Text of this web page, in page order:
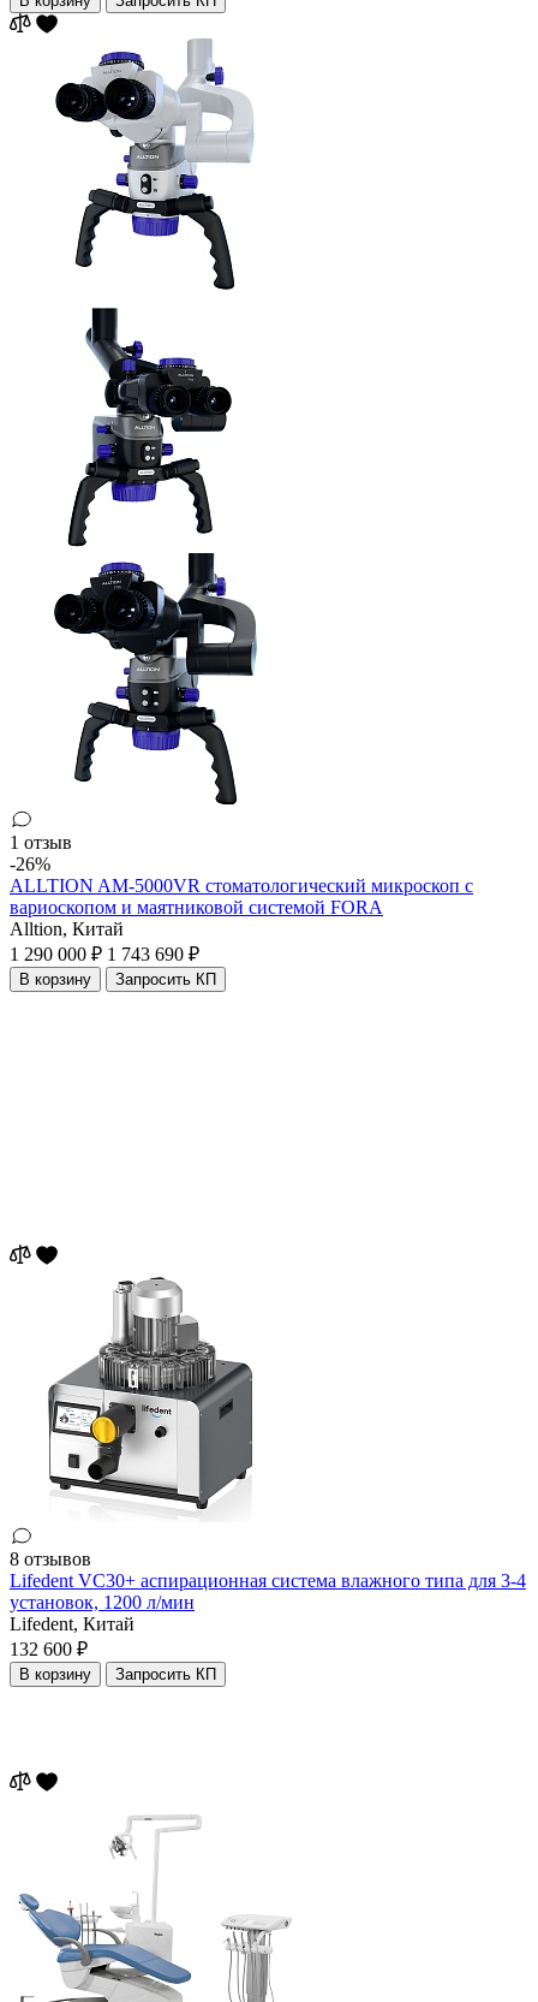
1 отзыв
-26%
ALLTION AM-5000VR стоматологический микроскоп с
вариоскопом и маятниковой системой FORA
Alltion, Китай
1 290 000 ₽ 1 743 690 ₽
В корзину Запросить КП
8 отзывов
Lifedent VC30+ аспирационная система влажного типа для 3-4
установок, 1200 л/мин
Lifedent, Китай
132 600 ₽
В корзину Запросить КП